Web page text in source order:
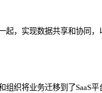
起，实现数据共享和协同
织将业务迁移到了SaaS